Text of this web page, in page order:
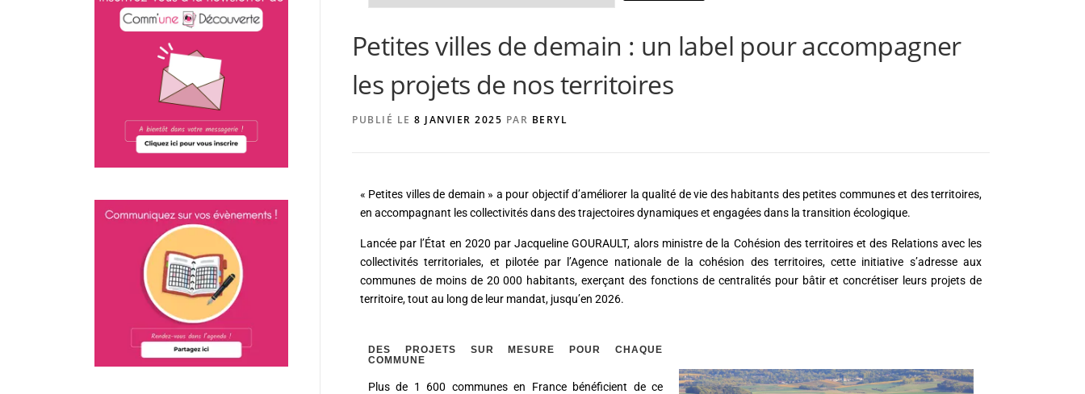
Petites villes de demain : un label pour accompagner
les projets de nos territoires
PUBLIÉ LE 8 JANVIER 2025 PAR BERYL
« Petites villes de demain » a pour objectif d’améliorer la qualité de vie des habitants des petites communes et des territoires,
en accompagnant les collectivités dans des trajectoires dynamiques et engagées dans la transition écologique.
Lancée par l’État en 2020 par Jacqueline GOURAULT, alors ministre de la Cohésion des territoires et des Relations avec les
collectivités territoriales, et pilotée par l’Agence nationale de la cohésion des territoires, cette initiative s’adresse aux
communes de moins de 20 000 habitants, exerçant des fonctions de centralités pour bâtir et concrétiser leurs projets de
territoire, tout au long de leur mandat, jusqu’en 2026.
DES PROJETS SUR MESURE POUR CHAQUE
COMMUNE
Plus de 1 600 communes en France bénéficient de ce